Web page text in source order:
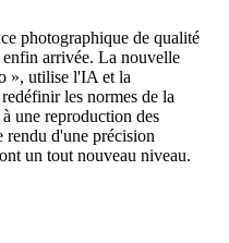
photographique de qualité
arrivée. La nouvelle
», utilise l'IA et la
les normes de la
une reproduction des
rendu d'une précision
un tout nouveau niveau.